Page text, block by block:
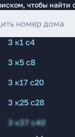
чтобы найти
3 к1 с4
3 к5 с8
3 к17 с20
3 к25 с28
3 к37 с40